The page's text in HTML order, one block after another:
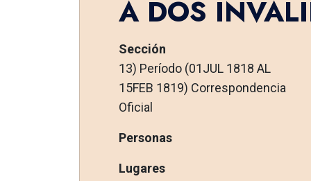
A DOS
Sección
13) Período (01JUL 1818 AL
15FEB 1819) Correspondencia
Oficial
Personas
Lugares